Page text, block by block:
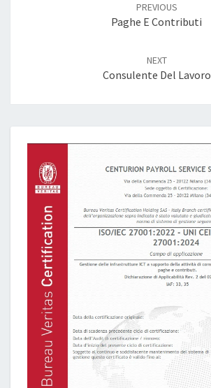
PREVIOUS
Paghe E Contributi
NEXT
Consulente Del Lavoro